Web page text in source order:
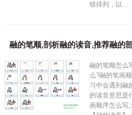
错排列，以…
融的笔顺,剖析融的读音,推荐融的
融的笔顺怎么
么?融的笔画
习中会遇到融
的读音意思是
画顺序怎么写,